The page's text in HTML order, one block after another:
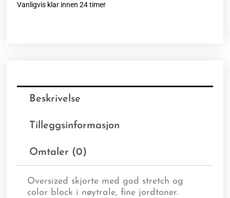
Vanligvis klar innen 24 timer
Beskrivelse
Tilleggsinformasjon
Omtaler (0)
Oversized skjorte med god stretch og
color block i nøytrale, fine jordtoner.